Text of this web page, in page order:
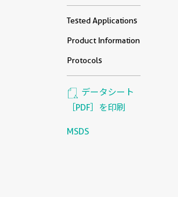
Tested Applications
Product Information
Protocols
データシート
［PDF］を印刷
MSDS